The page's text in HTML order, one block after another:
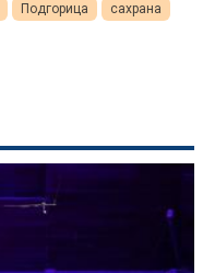
Подгорица
сахрана